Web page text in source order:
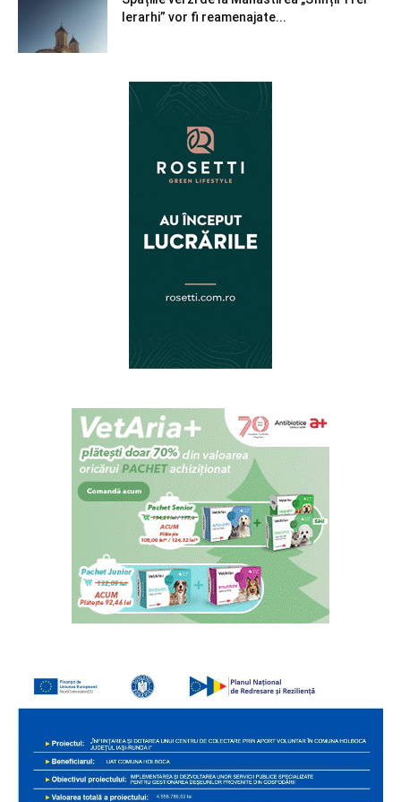
Ierarhi” vor fi reamenajate...